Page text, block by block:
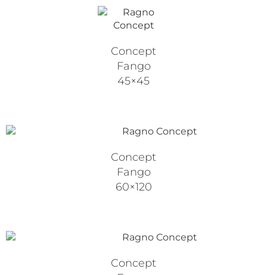
Concept
Fango
45×45
Concept
Fango
60×120
Concept